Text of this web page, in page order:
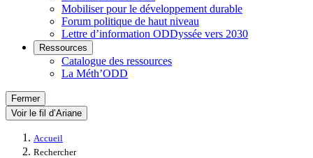
Mobiliser pour le développement durable
Forum politique de haut niveau
Lettre d’information ODDyssée vers 2030
Ressources
Catalogue des ressources
La Méth’ODD
Fermer
Voir le fil d’Ariane
Accueil
Rechercher